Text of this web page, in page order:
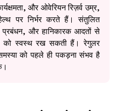
और ओवेरियन रिज़र्व उम्र,
पर निर्भर करते हैं। संतुलित
प्रबंधन, और हानिकारक आदतों से
को स्वस्थ रख सकती हैं। रेगुलर
को पहले ही पकड़ना संभव है